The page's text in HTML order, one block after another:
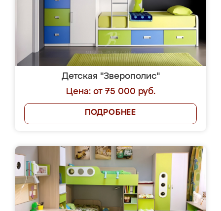
Детская "Зверополис"
Цена: от 75 000 руб.
ПОДРОБНЕЕ